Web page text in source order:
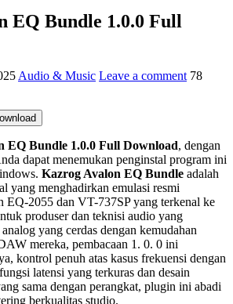
EQ Bundle 1.0.0 Full
Audio & Music Leave a comment 78
EQ Bundle 1.0.0 Full Download, dengan
dapat menemukan penginstal program ini
Kazrog Avalon EQ Bundle adalah
yang menghadirkan emulasi resmi
EQ-2055 dan VT-737SP yang terkenal ke
produser dan teknisi audio yang
yang cerdas dengan kemudahan
mereka, pembacaan 1. 0. 0 ini
kontrol penuh atas kasus frekuensi dengan
latensi yang terkuras dan desain
sama dengan perangkat, plugin ini abadi
berkualitas studio.